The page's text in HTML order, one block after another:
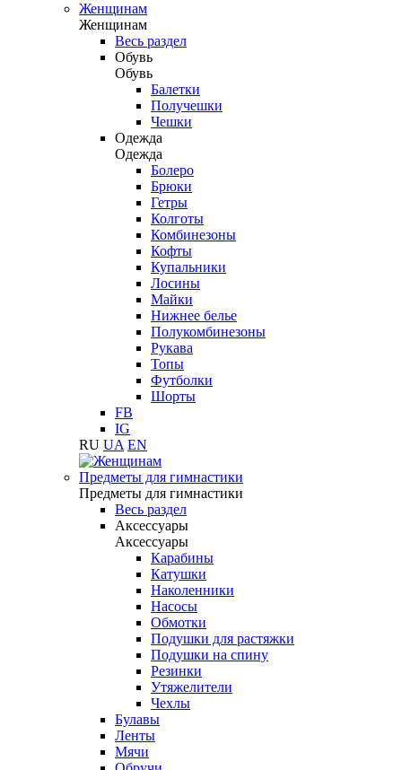
Женщинам
Женщинам
Весь раздел
Обувь
Обувь
Балетки
Получешки
Чешки
Одежда
Одежда
Болеро
Брюки
Гетры
Колготы
Комбинезоны
Кофты
Купальники
Лосины
Майки
Нижнее белье
Полукомбинезоны
Рукава
Топы
Футболки
Шорты
FB
IG
RU UA EN
Предметы для гимнастики
Предметы для гимнастики
Весь раздел
Аксессуары
Аксессуары
Карабины
Катушки
Наколенники
Насосы
Обмотки
Подушки для растяжки
Подушки на спину
Резинки
Утяжелители
Чехлы
Булавы
Ленты
Мячи